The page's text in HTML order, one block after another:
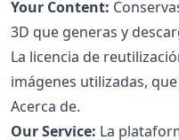
Your Content:
3D que generas y
La licencia de
imágenes utilizadas,
Acerca de.
Our Service: La